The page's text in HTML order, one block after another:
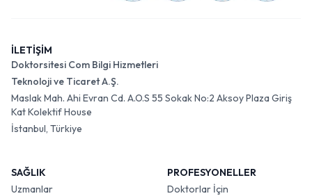
İLETİŞİM
Doktorsitesi Com Bilgi Hizmetleri
Teknoloji ve Ticaret A.Ş.
Maslak Mah. Ahi Evran Cd. A.O.S 55 Sokak No:2 Aksoy Plaza Giriş
Kat Kolektif House
İstanbul, Türkiye
SAĞLIK
Uzmanlar
PROFESYONELLER
Doktorlar İçin